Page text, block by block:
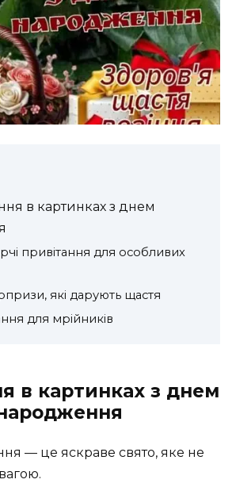
в картинках з днем
привітання для особливих
які дарують щастя
для мрійників
в картинках з днем
— це яскраве свято, яке не